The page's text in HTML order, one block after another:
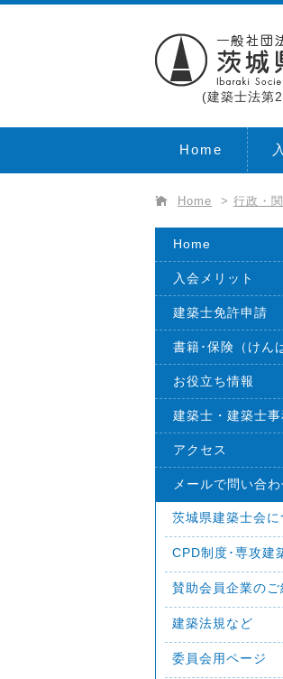
(建築士法第
Home
Home > 行政・
Home
入会メリット
建築士免許申請
書籍･保険（けん
お役立ち情報
建築士・建築士
アクセス
メールで問い合
茨城県建築士会に
CPD制度･専攻建
賛助会員企業のご
建築法規など
委員会用ページ